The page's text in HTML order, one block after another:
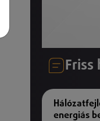
Friss
energiás